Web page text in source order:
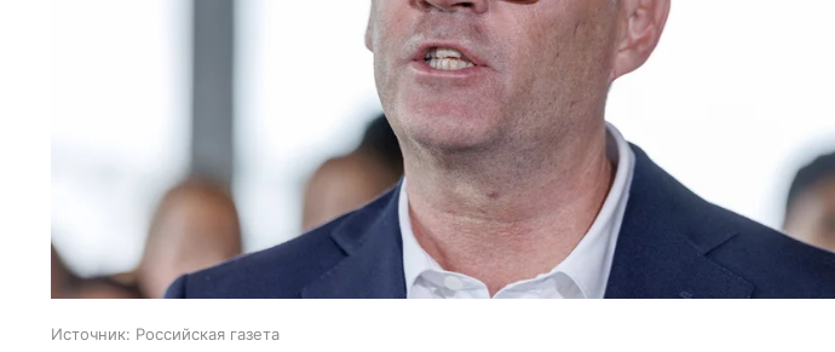
Источник: Российская газета